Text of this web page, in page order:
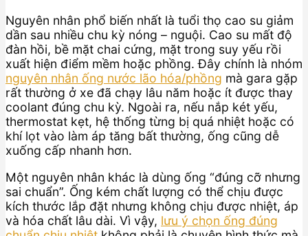
Nguyên nhân phổ biến nhất là tuổi thọ cao su giảm
dần sau nhiều chu kỳ nóng – nguội. Cao su mất độ
đàn hồi, bề mặt chai cứng, mặt trong suy yếu rồi
xuất hiện điểm mềm hoặc phồng. Đây chính là nhóm
nguyên nhân ống nước lão hóa/phồng mà gara gặp
rất thường ở xe đã chạy lâu năm hoặc ít được thay
coolant đúng chu kỳ. Ngoài ra, nếu nắp két yếu,
thermostat kẹt, hệ thống từng bị quá nhiệt hoặc có
khí lọt vào làm áp tăng bất thường, ống cũng dễ
xuống cấp nhanh hơn.
Một nguyên nhân khác là dùng ống “đúng cỡ nhưng
sai chuẩn”. Ống kém chất lượng có thể chịu được
kích thước lắp đặt nhưng không chịu được nhiệt, áp
và hóa chất lâu dài. Vì vậy, lưu ý chọn ống đúng